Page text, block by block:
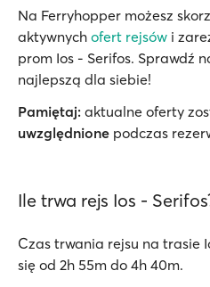
Na Ferryhopper możesz
aktywnych ofert rejsów i
prom Ios - Serifos. Sprawdź
najlepszą dla siebie!
Pamiętaj: aktualne oferty
uwzględnione podczas
Ile trwa rejs Ios -
Czas trwania rejsu na trasie
się od 2h 55m do 4h 40m.